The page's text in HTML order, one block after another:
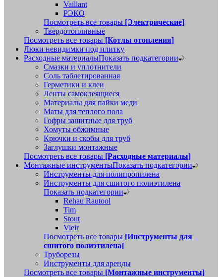
Vaillant
РЭКО
Посмотреть все товары [Электрические]
Твердотопливные
Посмотреть все товары [Котлы отопления]
Люки невидимки под плитку
Расходные материалыПоказать подкатегории
Смазки и уплотнители
Соль таблетированная
Герметики и клеи
Ленты самоклеящиеся
Материалы для пайки меди
Маты для теплого пола
Гофры защитные для труб
Хомуты обжимные
Крючки и скобы для труб
Заглушки монтажные
Посмотреть все товары [Расходные материалы]
Монтажные инструментыПоказать подкатегории
Инструменты для полипропилена
Инструменты для сшитого полиэтилена
Показать подкатегории
Rehau Rautool
Tim
Stout
Vieir
Посмотреть все товары [Инструменты для
сшитого полиэтилена]
Труборезы
Инструменты для аренды
Посмотреть все товары [Монтажные инструменты]